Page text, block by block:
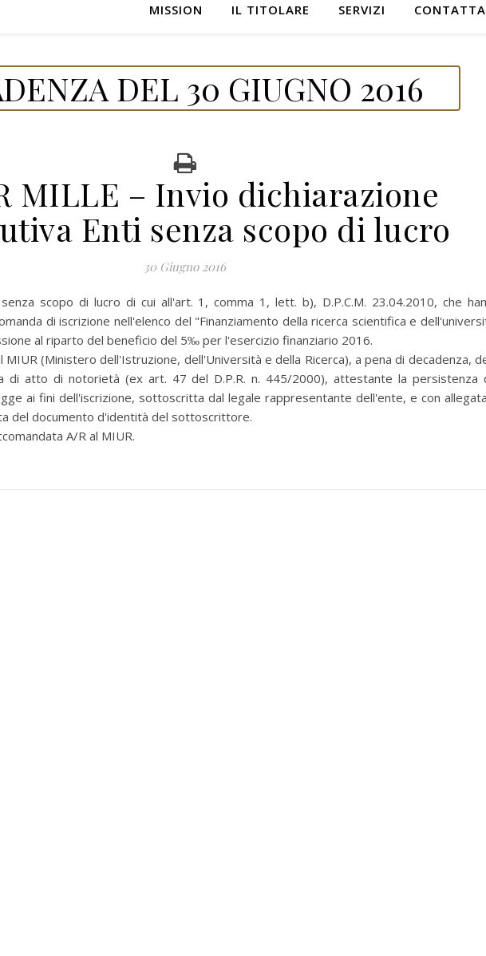
MISSION IL TITOLARE SERVIZI
DEL 30 GIUGNO 2016
MILLE – Invio dichiarazione
Enti senza scopo di lucro
30 Giugno 2016
scopo di lucro di cui all'art. 1, comma 1, lett. b), D.P.C.M. 23.04.2010, che
di iscrizione nell'elenco del "Finanziamento della ricerca scientifica e
al riparto del beneficio del 5‰ per l'esercizio finanziario 2016.
MIUR (Ministero dell'Istruzione, dell'Università e della Ricerca), a pena di decadenza,
di atto di notorietà (ex art. 47 del D.P.R. n. 445/2000), attestante la persistenza
ai fini dell'iscrizione, sottoscritta dal legale rappresentante dell'ente, e con
del documento d'identità del sottoscrittore.
A/R al MIUR.